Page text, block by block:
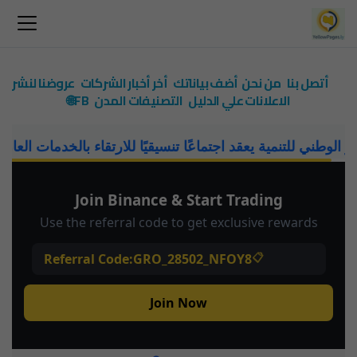
أتصل بنا من نحن أضف بياناتك أخر أخبار الشركات عروضنا لنشر
الاعلانات علي الدليل التصنيفاتالمدن FB🌐